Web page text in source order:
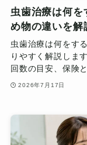
虫歯治療は何
め物の違いを解
虫歯治療は何をす
りやすく解説しま
回数の目安、保険
2026年7月17日